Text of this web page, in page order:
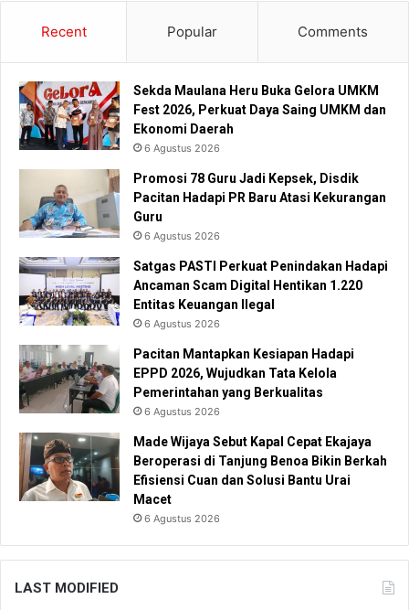
Recent Popular Comments
Sekda Maulana Heru Buka Gelora UMKM
Fest 2026, Perkuat Daya Saing UMKM dan
Ekonomi Daerah
6 Agustus 2026
Promosi 78 Guru Jadi Kepsek, Disdik
Pacitan Hadapi PR Baru Atasi Kekurangan
Guru
6 Agustus 2026
Satgas PASTI Perkuat Penindakan Hadapi
Ancaman Scam Digital Hentikan 1.220
Entitas Keuangan Ilegal
6 Agustus 2026
Pacitan Mantapkan Kesiapan Hadapi
EPPD 2026, Wujudkan Tata Kelola
Pemerintahan yang Berkualitas
6 Agustus 2026
Made Wijaya Sebut Kapal Cepat Ekajaya
Beroperasi di Tanjung Benoa Bikin Berkah
Efisiensi Cuan dan Solusi Bantu Urai
Macet
6 Agustus 2026
LAST MODIFIED